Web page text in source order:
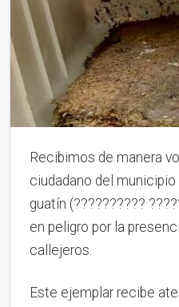
Recibimos de manera
ciudadano del municipio
guatín (??????????
en peligro por la
callejeros.
Este ejemplar recibe